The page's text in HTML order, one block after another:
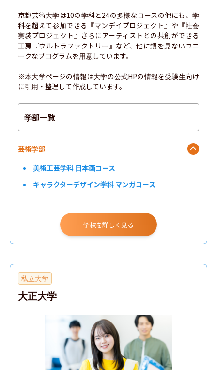
京都芸術大学は10の学科と24の多様なコースの他にも、学
科を超えて参加できる『マンデイプロジェクト』や『社会
実装プロジェクト』さらにアーティストとの共創ができる
工房『ウルトラファクトリー』など、他に類を見ないユニ
ークなプログラムを用意しています。
※本大学ページの情報は大学の公式HPの情報を受験生向け
に引用・整理して作成しています。
学部一覧
芸術学部
美術工芸学科 日本画コース
キャラクターデザイン学科 マンガコース
学校を詳しく見る
私立大学
大正大学